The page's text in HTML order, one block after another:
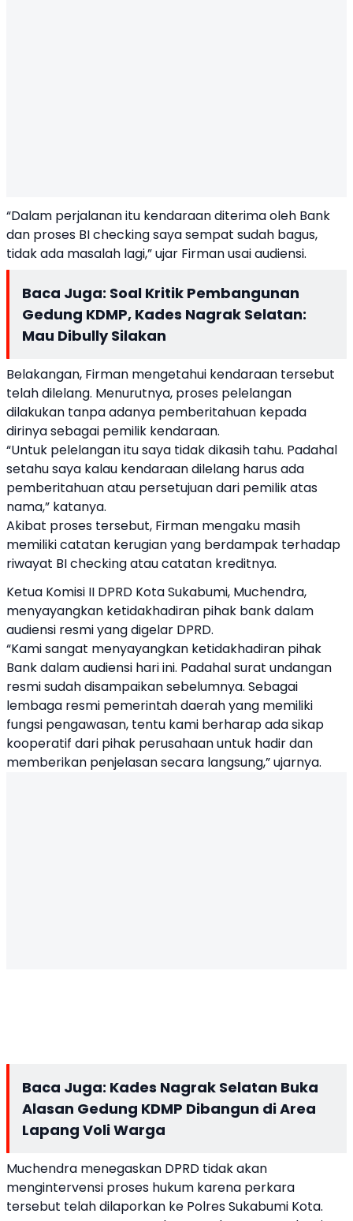
“Dalam perjalanan itu kendaraan diterima oleh Bank
dan proses BI checking saya sempat sudah bagus,
tidak ada masalah lagi,” ujar Firman usai audiensi.
Baca Juga: Soal Kritik Pembangunan
Gedung KDMP, Kades Nagrak Selatan:
Mau Dibully Silakan
Belakangan, Firman mengetahui kendaraan tersebut
telah dilelang. Menurutnya, proses pelelangan
dilakukan tanpa adanya pemberitahuan kepada
dirinya sebagai pemilik kendaraan.
“Untuk pelelangan itu saya tidak dikasih tahu. Padahal
setahu saya kalau kendaraan dilelang harus ada
pemberitahuan atau persetujuan dari pemilik atas
nama,” katanya.
Akibat proses tersebut, Firman mengaku masih
memiliki catatan kerugian yang berdampak terhadap
riwayat BI checking atau catatan kreditnya.
Ketua Komisi II DPRD Kota Sukabumi, Muchendra,
menyayangkan ketidakhadiran pihak bank dalam
audiensi resmi yang digelar DPRD.
“Kami sangat menyayangkan ketidakhadiran pihak
Bank dalam audiensi hari ini. Padahal surat undangan
resmi sudah disampaikan sebelumnya. Sebagai
lembaga resmi pemerintah daerah yang memiliki
fungsi pengawasan, tentu kami berharap ada sikap
kooperatif dari pihak perusahaan untuk hadir dan
memberikan penjelasan secara langsung,” ujarnya.
Baca Juga: Kades Nagrak Selatan Buka
Alasan Gedung KDMP Dibangun di Area
Lapang Voli Warga
Muchendra menegaskan DPRD tidak akan
mengintervensi proses hukum karena perkara
tersebut telah dilaporkan ke Polres Sukabumi Kota.